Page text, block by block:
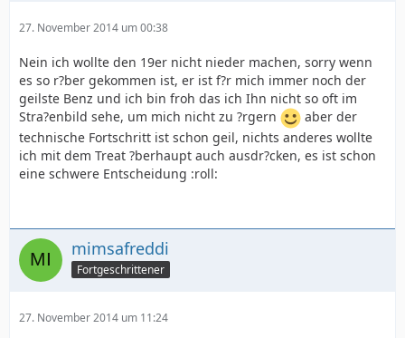
27. November 2014 um 00:38
Nein ich wollte den 19er nicht nieder machen, sorry wenn
es so r?ber gekommen ist, er ist f?r mich immer noch der
geilste Benz und ich bin froh das ich Ihn nicht so oft im
Stra?enbild sehe, um mich nicht zu ?rgern
aber der
technische Fortschritt ist schon geil, nichts anderes wollte
ich mit dem Treat ?berhaupt auch ausdr?cken, es ist schon
eine schwere Entscheidung :roll:
mimsafreddi
Fortgeschrittener
27. November 2014 um 11:24